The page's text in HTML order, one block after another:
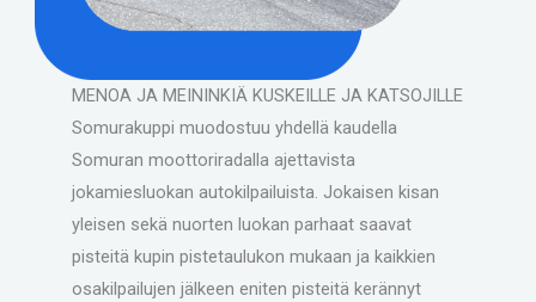
MENOA JA MEININKIÄ KUSKEILLE JA KATSOJILLE
Somurakuppi muodostuu yhdellä kaudella
Somuran moottoriradalla ajettavista
jokamiesluokan autokilpailuista. Jokaisen kisan
yleisen sekä nuorten luokan parhaat saavat
pisteitä kupin pistetaulukon mukaan ja kaikkien
osakilpailujen jälkeen eniten pisteitä kerännyt